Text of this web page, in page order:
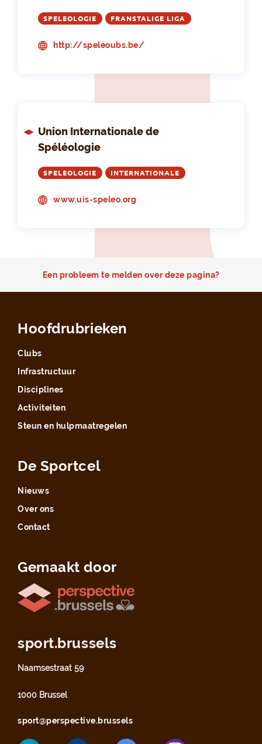
SPELEOLOGIE FRANSTALIGE LIGA
http://speleoubs.be/
Union Internationale de
Spéléologie
SPELEOLOGIE INTERNATIONALE
www.uis-speleo.org
Een probleem te melden over deze pagina?
Hoofdrubrieken
Clubs
Infrastructuur
Disciplines
Activiteiten
Steun en hulpmaatregelen
De Sportcel
Nieuws
Over ons
Contact
Gemaakt door
sport.brussels
Naamsestraat 59
1000 Brussel
sport@perspective.brussels